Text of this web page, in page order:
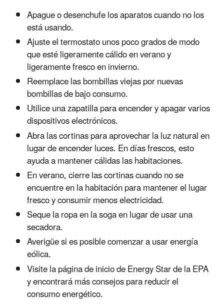
Apague o desenchufe los aparatos cuando no los
está usando.
Ajuste el termostato unos poco grados de modo
que esté ligeramente cálido en verano y
ligeramente fresco en invierno.
Reemplace las bombillas viejas por nuevas
bombillas de bajo consumo.
Utilice una zapatilla para encender y apagar varios
dispositivos electrónicos.
Abra las cortinas para aprovechar la luz natural en
lugar de encender luces. En días frescos, esto
ayuda a mantener cálidas las habitaciones.
En verano, cierre las cortinas cuando no se
encuentre en la habitación para mantener el lugar
fresco y consumir menos electricidad.
Seque la ropa en la soga en lugar de usar una
secadora.
Averigüe si es posible comenzar a usar energía
eólica.
Visite la página de inicio de Energy Star de la EPA
y encontrará más consejos para reducir el
consumo energético.